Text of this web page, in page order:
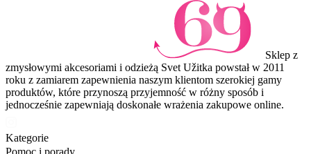
Sklep z
zmysłowymi akcesoriami i odzieżą Svet Užitka powstał w 2011
roku z zamiarem zapewnienia naszym klientom szerokiej gamy
produktów, które przynoszą przyjemność w różny sposób i
jednocześnie zapewniają doskonałe wrażenia zakupowe online.
Kategorie
Pomoc i porady